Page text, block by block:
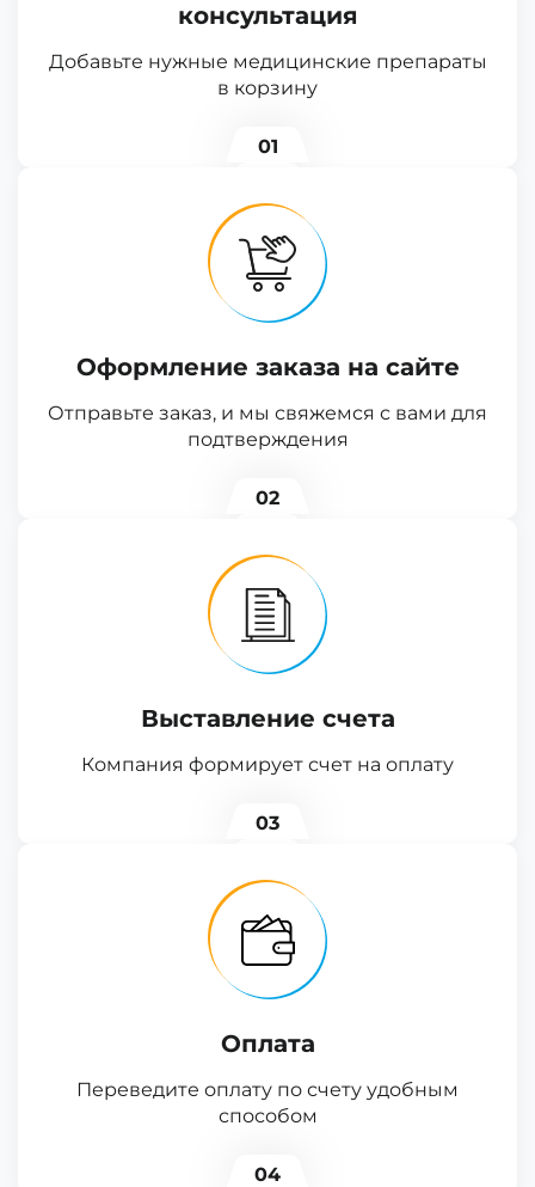
консультация
Добавьте нужные медицинские препараты
в корзину
01
Оформление заказа на сайте
Отправьте заказ, и мы свяжемся с вами для
подтверждения
02
Выставление счета
Компания формирует счет на оплату
03
Оплата
Переведите оплату по счету удобным
способом
04